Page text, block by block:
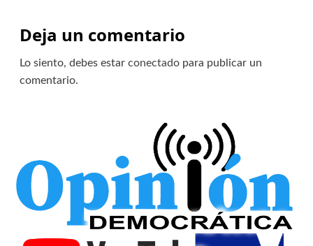
Deja un comentario
Lo siento, debes estar conectadopara publicar un
comentario.